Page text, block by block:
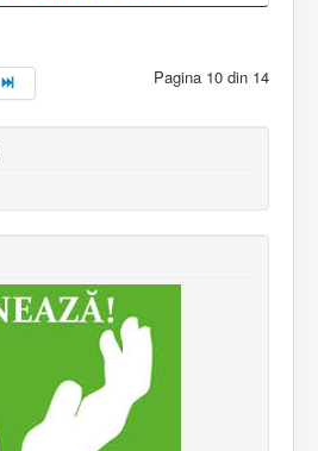
Pagina 10 din 14